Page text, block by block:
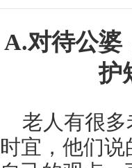
A.对待公婆
护
老人有很
时宜，他们